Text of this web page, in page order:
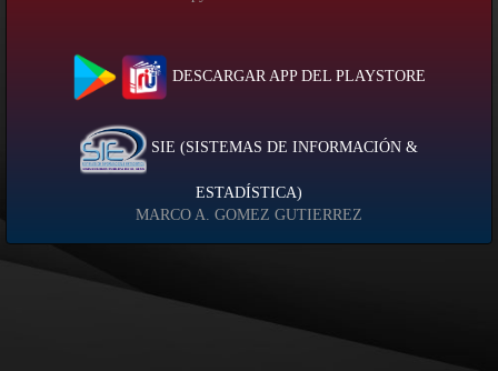
DESCARGAR APP DEL PLAYSTORE
SIE (SISTEMAS DE INFORMACIÓN &
ESTADÍSTICA)
MARCO A. GOMEZ GUTIERREZ